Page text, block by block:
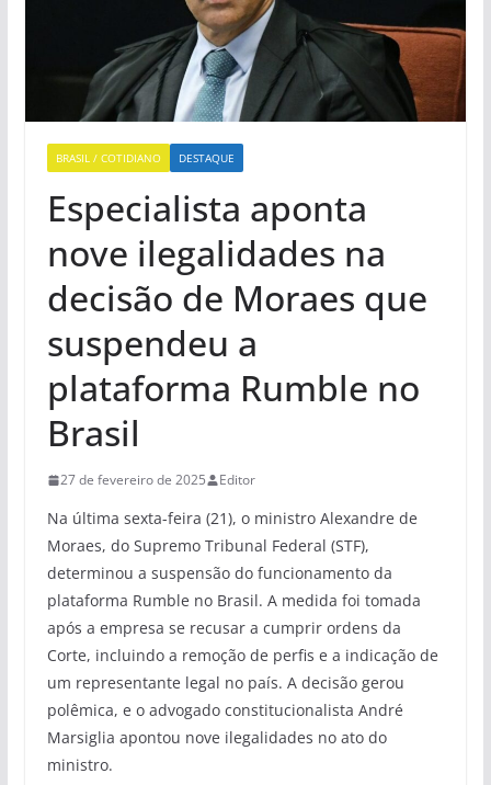
BRASIL / COTIDIANO DESTAQUE
Especialista aponta
nove ilegalidades na
decisão de Moraes que
suspendeu a
plataforma Rumble no
Brasil
27 de fevereiro de 2025 Editor
Na última sexta-feira (21), o ministro Alexandre de
Moraes, do Supremo Tribunal Federal (STF),
determinou a suspensão do funcionamento da
plataforma Rumble no Brasil. A medida foi tomada
após a empresa se recusar a cumprir ordens da
Corte, incluindo a remoção de perfis e a indicação de
um representante legal no país. A decisão gerou
polêmica, e o advogado constitucionalista André
Marsiglia apontou nove ilegalidades no ato do
ministro.